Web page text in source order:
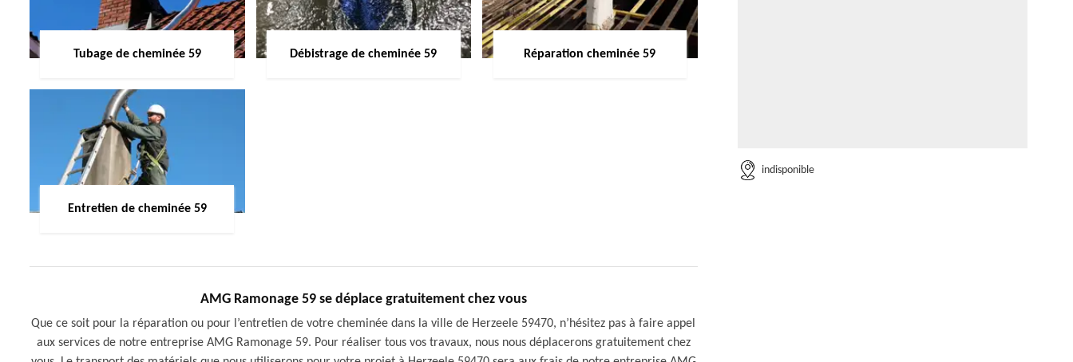
Tubage de cheminée 59 Débistrage de cheminée 59 Réparation cheminée 59
Entretien de cheminée 59
AMG Ramonage 59 se déplace gratuitement chez vous
Que ce soit pour la réparation ou pour l’entretien de votre cheminée dans la ville de Herzeele 59470, n’hésitez pas à faire appel
aux services de notre entreprise AMG Ramonage 59. Pour réaliser tous vos travaux, nous nous déplacerons gratuitement chez
indisponible